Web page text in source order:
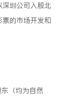
圳公司入股北
的市场开发和
（均为自然